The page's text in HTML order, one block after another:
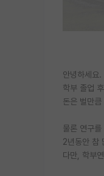
안녕하세요.
학부 졸업
돈은 벌만
물론 연구
2년동안 참
다만, 학부